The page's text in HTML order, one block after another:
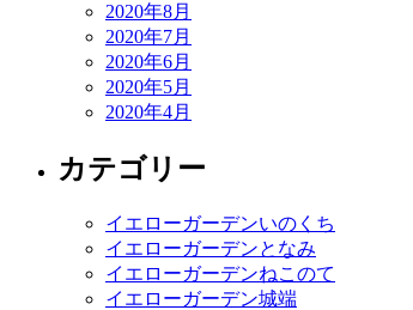
2020年8月
2020年7月
2020年6月
2020年5月
2020年4月
カテゴリー
イエローガーデンいのくち
イエローガーデンとなみ
イエローガーデンねこのて
イエローガーデン城端